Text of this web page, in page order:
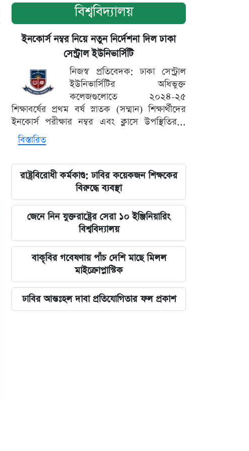
বিশ্ববিদ্যালয়
ইনকোর্স নম্বর নিয়ে নতুন নির্দেশনা দিল ঢাকা
সেন্ট্রাল ইউনিভার্সিটি
নিজস্ব প্রতিবেদক: ঢাকা সেন্ট্রাল
ইউনিভার্সিটির অধিভুক্ত
কলেজগুলোতে ২০২৪-২৫
শিক্ষাবর্ষের প্রথম বর্ষ স্নাতক (সম্মান) শিক্ষার্থীদের
ইনকোর্স পরীক্ষার নম্বর এবং ক্লাসে উপস্থিতির...
বিস্তারিত
রাষ্ট্রবিরোধী কর্মকাণ্ড: ঢাবির কয়েকজন শিক্ষকের
বিরুদ্ধে ব্যবস্থা
জেনে নিন যুক্তরাষ্ট্রের সেরা ১০ ইঞ্জিনিয়ারিং
বিশ্ববিদ্যালয়
বাকৃবির গবেষণায় পাঁচ দেশি মাছে মিলল
মাইক্রোপ্লাস্টিক
ঢাবির আন্তঃহল দাবা প্রতিযোগিতার ফল প্রকাশ